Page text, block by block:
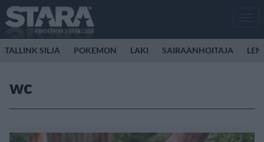
TALLINK SILJA POKEMON LAKI SAIRAANHOITAJA
wc